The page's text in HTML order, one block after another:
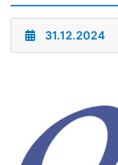
31.12.2024